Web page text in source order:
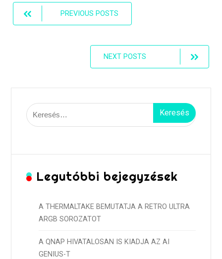
Posts
navigation
PREVIOUS POSTS
NEXT POSTS
Keresés:
Legutóbbi bejegyzések
A THERMALTAKE BEMUTATJA A RETRO ULTRA
ARGB SOROZATOT
A QNAP HIVATALOSAN IS KIADJA AZ AI
GENIUS-T